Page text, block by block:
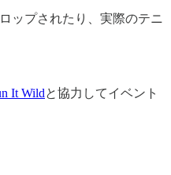
ップされたり、実際のテニ
It Wildと協力してイベント